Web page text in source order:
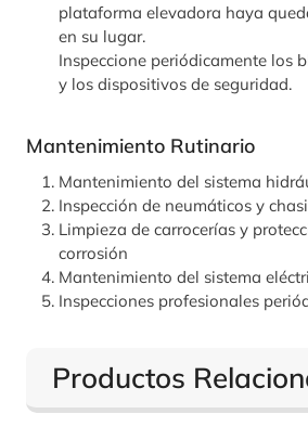
plataforma elevadora haya
en su lugar.
Inspeccione periódicamente los
y los dispositivos de seguridad.
Mantenimiento Rutinario
Mantenimiento del sistema
Inspección de neumáticos y
Limpieza de carrocerías y
corrosión
Mantenimiento del sistema
Inspecciones profesionales
Productos